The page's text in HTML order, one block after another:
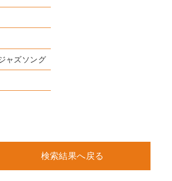
ャズソング
検索結果へ戻る